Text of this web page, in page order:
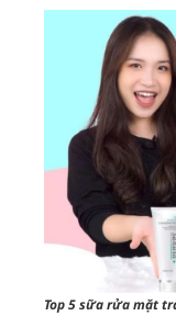
Top 5 sữa rửa mặt